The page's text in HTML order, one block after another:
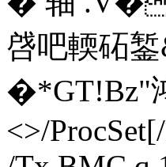
啔吧輭砳
�*GT!Bz"
<>/